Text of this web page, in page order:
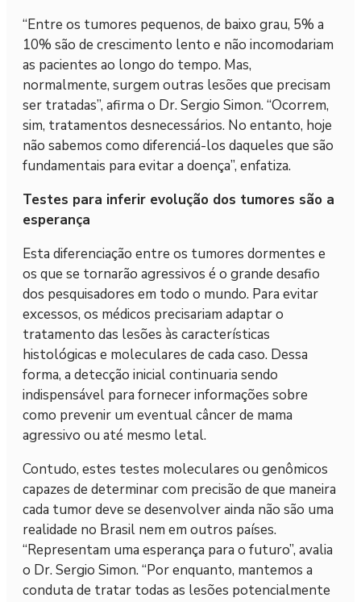
“Entre os tumores pequenos, de baixo grau, 5% a
10% são de crescimento lento e não incomodariam
as pacientes ao longo do tempo. Mas,
normalmente, surgem outras lesões que precisam
ser tratadas”, afirma o Dr. Sergio Simon. “Ocorrem,
sim, tratamentos desnecessários. No entanto, hoje
não sabemos como diferenciá-los daqueles que são
fundamentais para evitar a doença”, enfatiza.
Testes para inferir evolução dos tumores são a
esperança
Esta diferenciação entre os tumores dormentes e
os que se tornarão agressivos é o grande desafio
dos pesquisadores em todo o mundo. Para evitar
excessos, os médicos precisariam adaptar o
tratamento das lesões às características
histológicas e moleculares de cada caso. Dessa
forma, a detecção inicial continuaria sendo
indispensável para fornecer informações sobre
como prevenir um eventual câncer de mama
agressivo ou até mesmo letal.
Contudo, estes testes moleculares ou genômicos
capazes de determinar com precisão de que maneira
cada tumor deve se desenvolver ainda não são uma
realidade no Brasil nem em outros países.
“Representam uma esperança para o futuro”, avalia
o Dr. Sergio Simon. “Por enquanto, mantemos a
conduta de tratar todas as lesões potencialmente